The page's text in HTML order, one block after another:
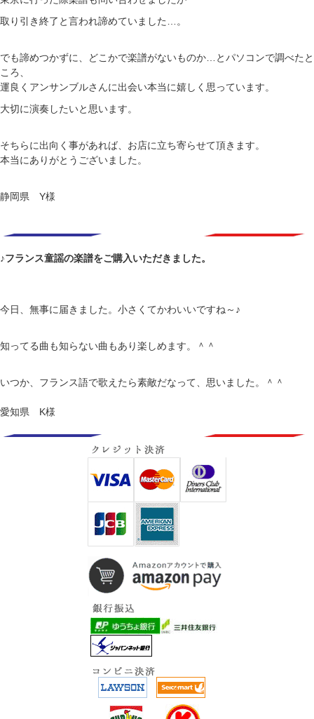
取り引き終了と言われ諦めていました…。
でも諦めつかずに、どこかで楽譜がないものか…とパソコンで調べたと
ころ、
運良くアンサンブルさんに出会い本当に嬉しく思っています。
大切に演奏したいと思います。
そちらに出向く事があれば、お店に立ち寄らせて頂きます。
本当にありがとうございました。
静岡県 Y様
♪フランス童謡の楽譜をご購入いただきました。
今日、無事に届きました。小さくてかわいいですね～♪
知ってる曲も知らない曲もあり楽しめます。＾＾
いつか、フランス語で歌えたら素敵だなって、思いました。＾＾
愛知県 K様